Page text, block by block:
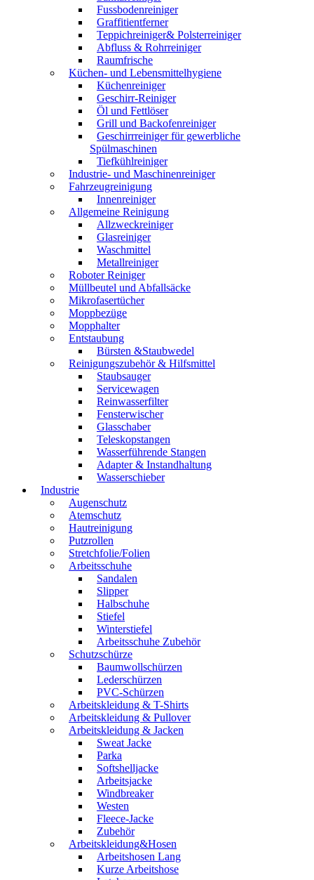
Fussbodenreiniger
Graffitientferner
Teppichreiniger& Polsterreiniger
Abfluss & Rohrreiniger
Raumfrische
Küchen- und Lebensmittelhygiene
Küchenreiniger
Geschirr-Reiniger
Öl und Fettlöser
Grill und Backofenreiniger
Geschirrreiniger für gewerbliche
Spülmaschinen
Tiefkühlreiniger
Industrie- und Maschinenreiniger
Fahrzeugreinigung
Innenreiniger
Allgemeine Reinigung
Allzweckreiniger
Glasreiniger
Waschmittel
Metallreiniger
Roboter Reiniger
Müllbeutel und Abfallsäcke
Mikrofasertücher
Moppbezüge
Mopphalter
Entstaubung
Bürsten &Staubwedel
Reinigungszubehör & Hilfsmittel
Staubsauger
Servicewagen
Reinwasserfilter
Fensterwischer
Glasschaber
Teleskopstangen
Wasserführende Stangen
Adapter & Instandhaltung
Wasserschieber
Industrie
Augenschutz
Atemschutz
Hautreinigung
Putzrollen
Stretchfolie/Folien
Arbeitsschuhe
Sandalen
Slipper
Halbschuhe
Stiefel
Winterstiefel
Arbeitsschuhe Zubehör
Schutzschürze
Baumwollschürzen
Lederschürzen
PVC-Schürzen
Arbeitskleidung & T-Shirts
Arbeitskleidung & Pullover
Arbeitskleidung & Jacken
Sweat Jacke
Parka
Softshelljacke
Arbeitsjacke
Windbreaker
Westen
Fleece-Jacke
Zubehör
Arbeitskleidung&Hosen
Arbeitshosen Lang
Kurze Arbeitshose